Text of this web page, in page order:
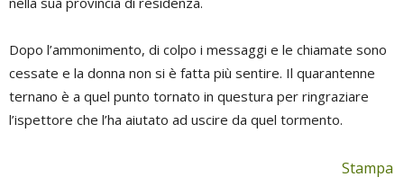
Dopo l’ammonimento, di colpo i messaggi e le chiamate sono
cessate e la donna non si è fatta più sentire. Il quarantenne
ternano è a quel punto tornato in questura per ringraziare
l’ispettore che l’ha aiutato ad uscire da quel tormento.
Stampa